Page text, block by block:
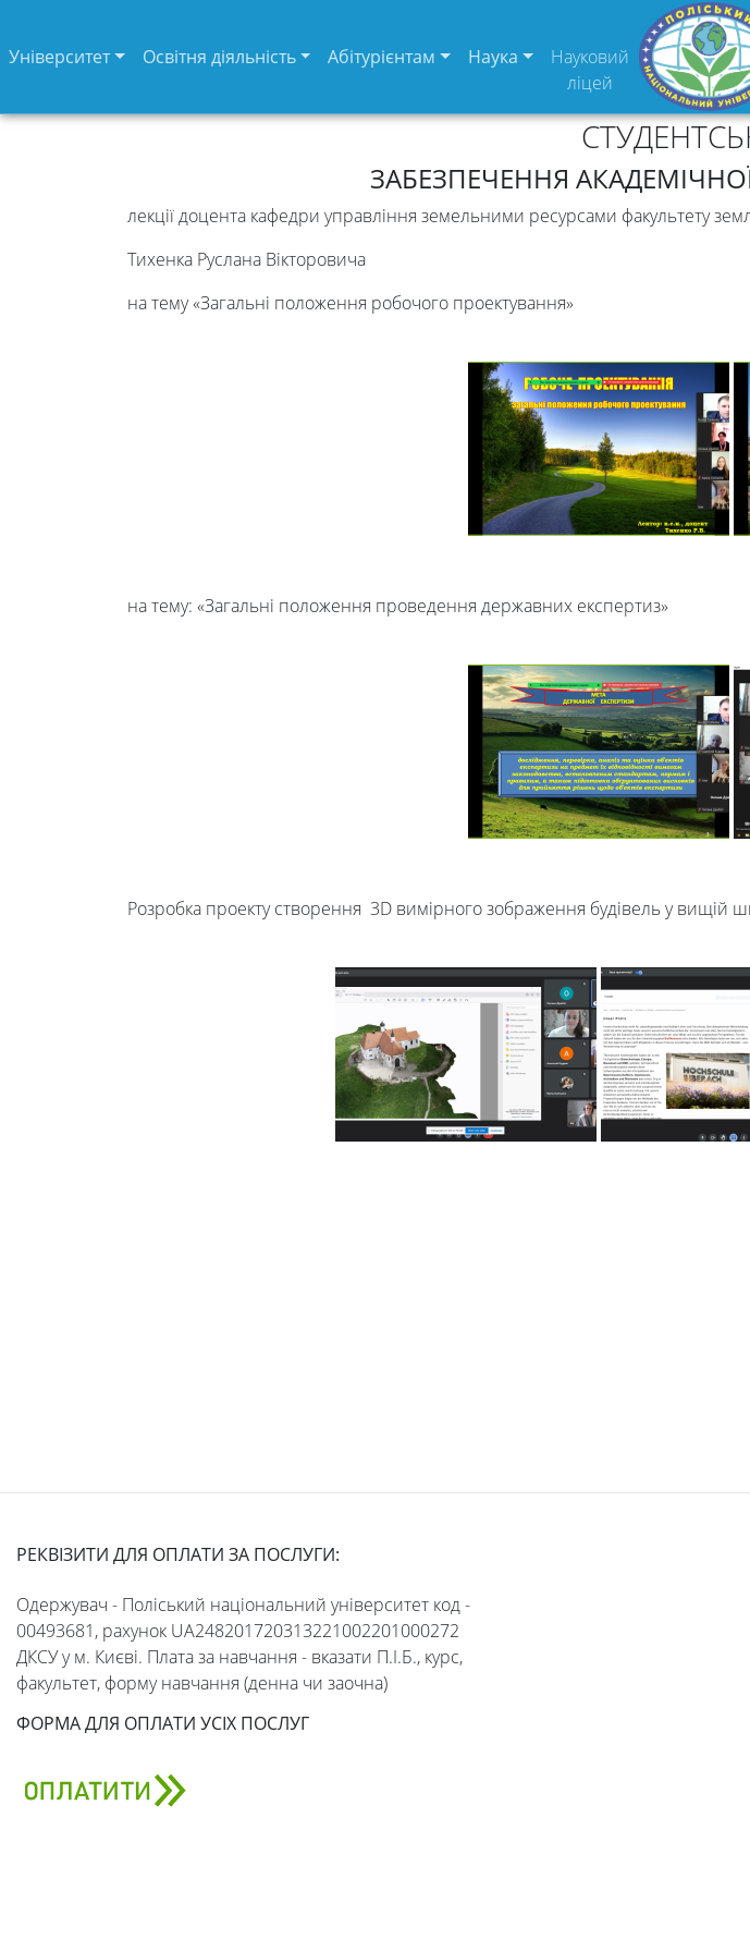
Університет Освітня діяльність Абітурієнтам Наука
Науковий
ліцей
діяльність
діяльність
ЗАБЕЗПЕЧЕННЯ
лекції доцента кафедри управління земельними ресурсами факультету
Тихенка Руслана Вікторовича
на тему «Загальні положення робочого проектування»
на тему: «Загальні положення проведення державних експертиз»
Розробка проекту створення 3D вимірного зображення будівель у вищій
РЕКВІЗИТИ ДЛЯ ОПЛАТИ ЗА ПОСЛУГИ:
Одержувач - Поліський національний університет код -
00493681, рахунок UA248201720313221002201000272
ДКСУ у м. Києві. Плата за навчання - вказати П.І.Б., курс,
факультет, форму навчання (денна чи заочна)
ФОРМА ДЛЯ ОПЛАТИ УСІХ ПОСЛУГ